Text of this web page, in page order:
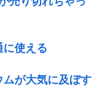
に使える
が大気に及ぼす